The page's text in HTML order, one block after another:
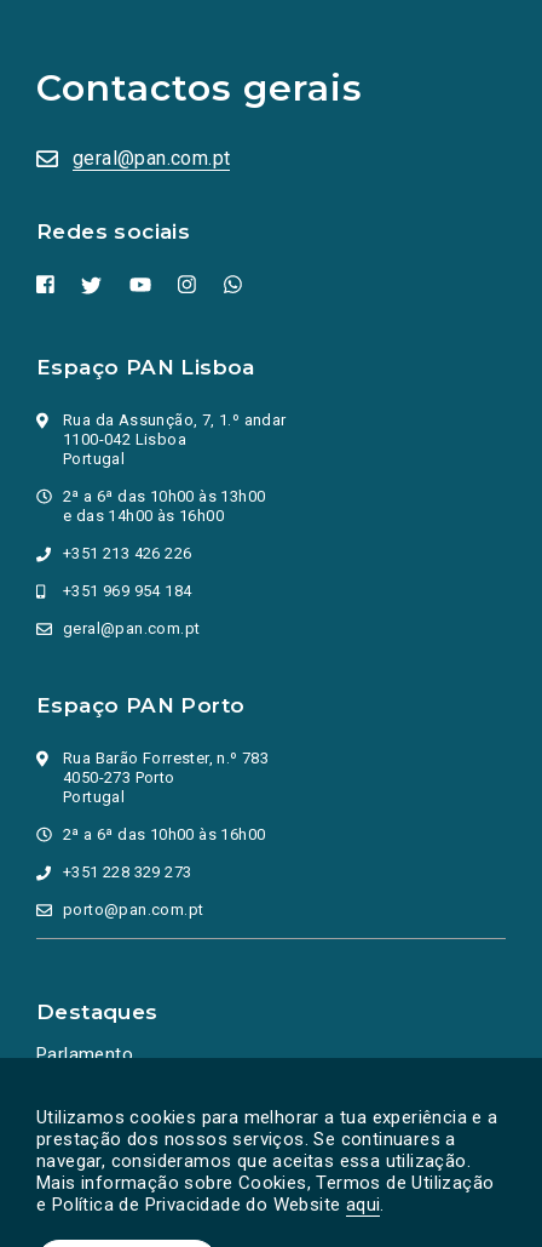
Utilizamos cookies para melhorar a tua experiência e a
prestação dos nossos serviços. Se continuares a
navegar, consideramos que aceitas essa utilização.
Mais informação sobre Cookies, Termos de Utilização
e Política de Privacidade do Website aqui.
Contactos gerais
geral@pan.com.pt
Redes sociais
redes
sociais
numa
nova
Espaço PAN Lisboa
Rua da Assunção, 7, 1.º andar
1100-042 Lisboa
Portugal
2ª a 6ª das 10h00 às 13h00
e das 14h00 às 16h00
+351 213 426 226
+351 969 954 184
geral@pan.com.pt
Espaço PAN Porto
Rua Barão Forrester, n.º 783
4050-273 Porto
Portugal
2ª a 6ª das 10h00 às 16h00
+351 228 329 273
porto@pan.com.pt
Destaques
Parlamento